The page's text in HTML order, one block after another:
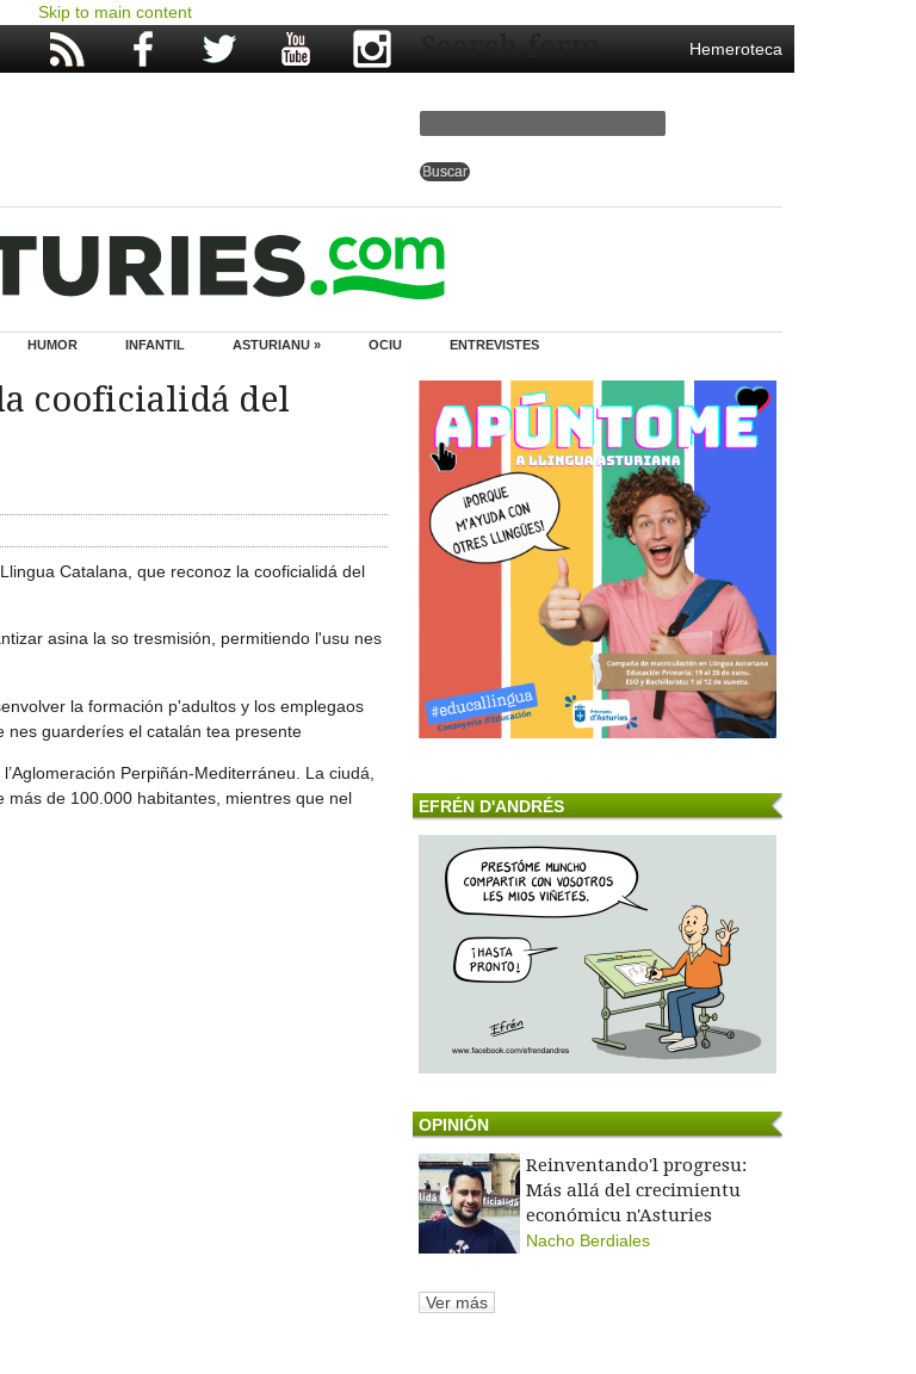
Skip to main content
Hemeroteca
Search form
HUMOR INFANTIL ASTURIANU » OCIU ENTREVISTES
cooficialidá del
Catalana, que reconoz la cooficialidá del
asina la so tresmisión, permitiendo l'usu nes
la formación p'adultos y los emplegaos
nes guarderíes el catalán tea presente
Perpiñán-Mediterráneu. La ciudá,
de 100.000 habitantes, mientres que nel
EFRÉN D'ANDRÉS
OPINIÓN
Reinventando'l progresu:
Más allá del crecimientu
económicu n'Asturies
Nacho Berdiales
Ver más